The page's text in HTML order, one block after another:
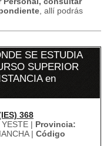
, allí podrás
SE ESTUDIA
SUPERIOR
en
368
YESTE | Provincia:
| Código